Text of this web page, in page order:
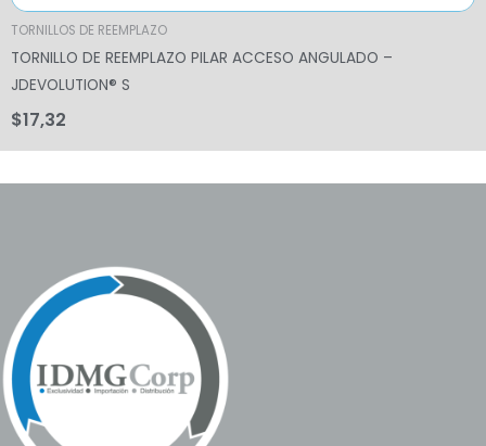
TORNILLOS DE REEMPLAZO
TORNILLO DE REEMPLAZO PILAR ACCESO ANGULADO –
JDEVOLUTION® S
$17,32